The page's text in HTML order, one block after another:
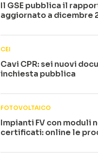
Il GSE pubblica il
aggiornato a dicembre
CEI
Cavi CPR: sei nuovi
inchiesta pubblica
FOTOVOLTAICO
Impianti FV con moduli
certificati: online le